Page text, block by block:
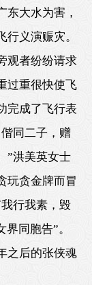
东大水为害，
义演赈灾。
观者纷纷请求
过重很快使飞
完成了飞行表
同二子，赠
”洪美英女士
玩贪金牌而冒
行我素，毁
同胞告”。
之后的张侠魂